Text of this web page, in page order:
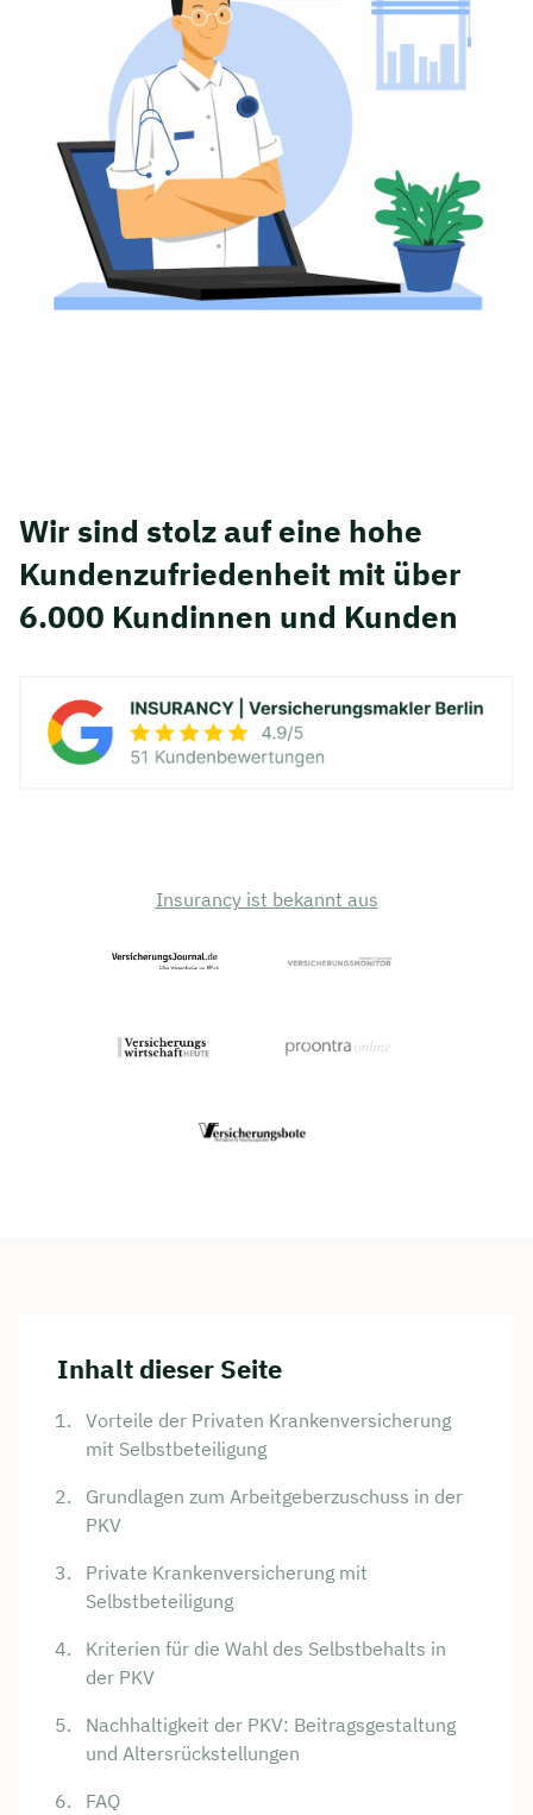
Wir sind stolz auf eine hohe
Kunden­zufriedenheit mit über
6.000 Kundinnen und Kunden
Insurancy ist bekannt aus
Inhalt dieser Seite
Vorteile der Privaten Krankenversicherung
mit Selbstbeteiligung
Grundlagen zum Arbeitgeberzuschuss in der
PKV
Private Krankenversicherung mit
Selbstbeteiligung
Kriterien für die Wahl des Selbstbehalts in
der PKV
Nachhaltigkeit der PKV: Beitragsgestaltung
und Altersrückstellungen
FAQ